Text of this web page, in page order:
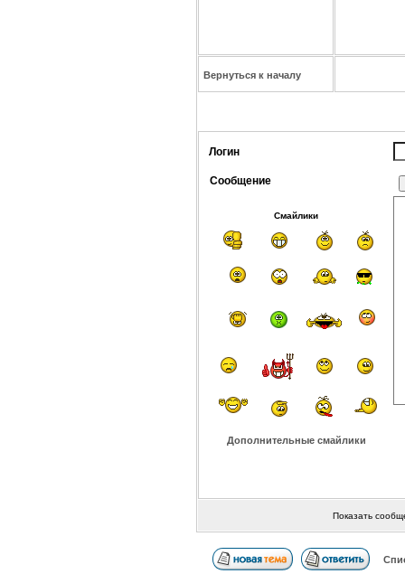
Вернуться к началу
Логин
Сообщение
Смайлики
Дополнительные смайлики
Показать